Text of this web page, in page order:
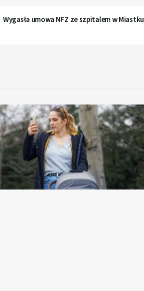
Wygasła umowa NFZ ze szpitalem w Miastku